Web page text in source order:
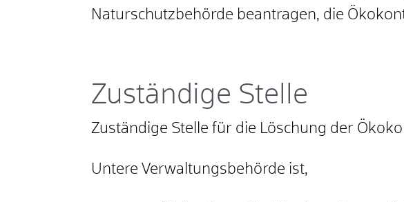
Naturschutzbehörde beantragen, die
Zuständige Stelle
Zuständige Stelle für die Löschung der
Untere Verwaltungsbehörde ist,